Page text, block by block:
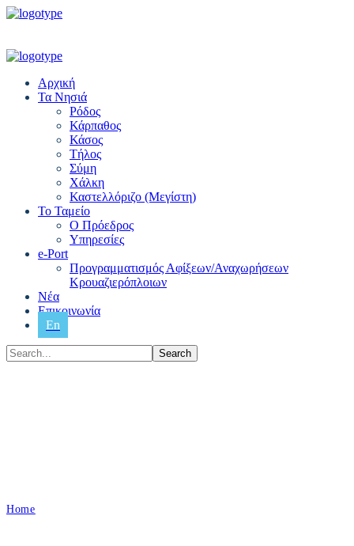
Αρχική
Τα Νησιά
Ρόδος
Κάρπαθος
Κάσος
Τήλος
Σύμη
Χάλκη
Καστελλόριζο (Μεγίστη)
Το Ταμείο
Ο Πρόεδρος
Υπηρεσίες
e-Port
Προγραμματισμός Αφίξεων/Αναχωρήσεων
Κρουαζιερόπλοιων
Νέα
Επικοινωνία
En
Home